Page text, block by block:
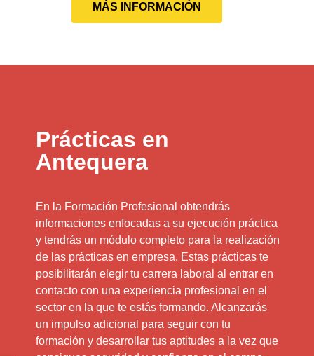
MÁS INFORMACIÓN
Prácticas en
Antequera
En la Formación Profesional obtendrás
informaciones enfocadas a su ejecución práctica
y tendrás un módulo completo para la realización
de las prácticas en empresa. Estas prácticas te
posibilitarán elegir tu carrera laboral al entrar en
contacto con una experiencia profesional en el
sector en la que te estás formando. Alcanzarás
un impulso adicional para seguir con tu
formación y desarrollar tus aptitudes a la vez que